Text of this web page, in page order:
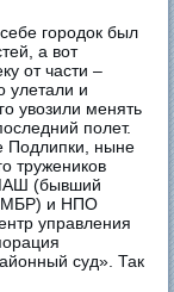
городок был
а вот
от части –
улетали и
увозили менять
полет.
Подлипки, ныне
тружеников
(бывший
МБР) и НПО
управления
суд». Так